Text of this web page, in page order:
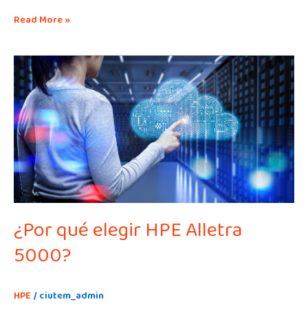
Read More »
¿Por qué elegir HPE Alletra
5000?
HPE /ciutem_admin
¿Por
qué
elegir
HPE
Alletra
5000?